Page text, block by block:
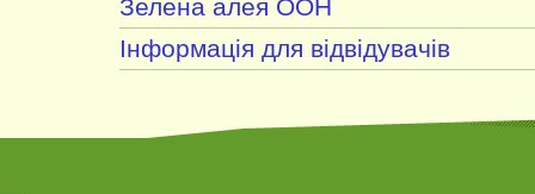
Зелена алея ООН
Інформація для відвідувачів